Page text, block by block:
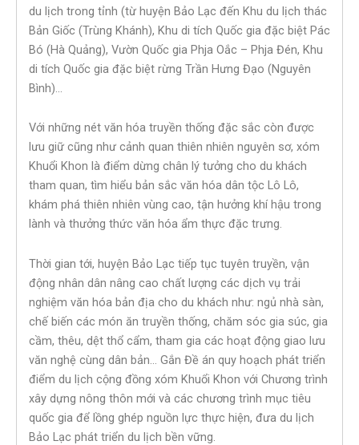
du lịch trong tỉnh (từ huyện Bảo Lạc đến Khu du lịch thác
Bản Giốc (Trùng Khánh), Khu di tích Quốc gia đặc biệt Pác
Bó (Hà Quảng), Vườn Quốc gia Phja Oắc – Phja Đén, Khu
di tích Quốc gia đặc biệt rừng Trần Hưng Đạo (Nguyên
Bình)…
Với những nét văn hóa truyền thống đặc sắc còn được
lưu giữ cũng như cảnh quan thiên nhiên nguyên sơ, xóm
Khuổi Khon là điểm dừng chân lý tưởng cho du khách
tham quan, tìm hiểu bản sắc văn hóa dân tộc Lô Lô,
khám phá thiên nhiên vùng cao, tận hưởng khí hậu trong
lành và thưởng thức văn hóa ẩm thực đặc trưng.
Thời gian tới, huyện Bảo Lạc tiếp tục tuyên truyền, vận
động nhân dân nâng cao chất lượng các dịch vụ trải
nghiệm văn hóa bản địa cho du khách như: ngủ nhà sàn,
chế biến các món ăn truyền thống, chăm sóc gia súc, gia
cầm, thêu, dệt thổ cẩm, tham gia các hoạt động giao lưu
văn nghệ cùng dân bản… Gắn Đề án quy hoạch phát triển
điểm du lịch cộng đồng xóm Khuổi Khon với Chương trình
xây dựng nông thôn mới và các chương trình mục tiêu
quốc gia để lồng ghép nguồn lực thực hiện, đưa du lịch
Bảo Lạc phát triển du lịch bền vững.